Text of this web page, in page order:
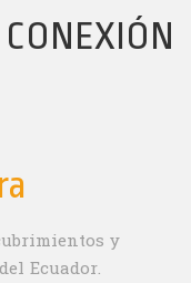
y
Ecuador.